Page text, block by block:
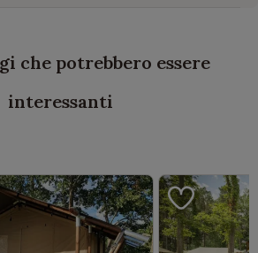
che potrebbero essere
interessanti